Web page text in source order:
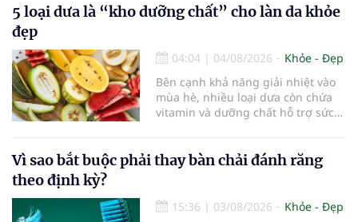
5 loại dưa là “kho dưỡng chất” cho làn da khỏe
đẹp
04:04 | 04/08/2026
Khỏe - Đẹp
Bên cạnh khả năng giải nhiệt vào
mùa hè, nhiều loại dưa còn chứa
vitamin và dưỡng chất hỗ trợ sức
Vì sao bắt buộc phải thay bàn chải đánh răng
theo định kỳ?
15:36 | 03/08/2026
Khỏe - Đẹp